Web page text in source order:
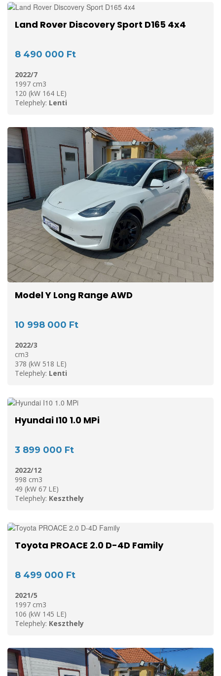
Land Rover Discovery Sport D165 4x4
8 490 000 Ft
2022/7
1997 cm3
120 (kW 164 LE)
Telephely: Lenti
Model Y Long Range AWD
10 998 000 Ft
2022/3
cm3
378 (kW 518 LE)
Telephely: Lenti
Hyundai I10 1.0 MPi
3 899 000 Ft
2022/12
998 cm3
49 (kW 67 LE)
Telephely: Keszthely
Toyota PROACE 2.0 D-4D Family
8 499 000 Ft
2021/5
1997 cm3
106 (kW 145 LE)
Telephely: Keszthely